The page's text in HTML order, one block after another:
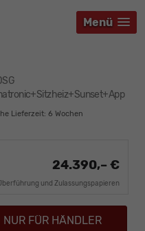
Menü
Menü
Menü
Lieferzeit: 6 Wochen
24.390,– €
und Zulassungspapieren
FÜR HÄNDLER